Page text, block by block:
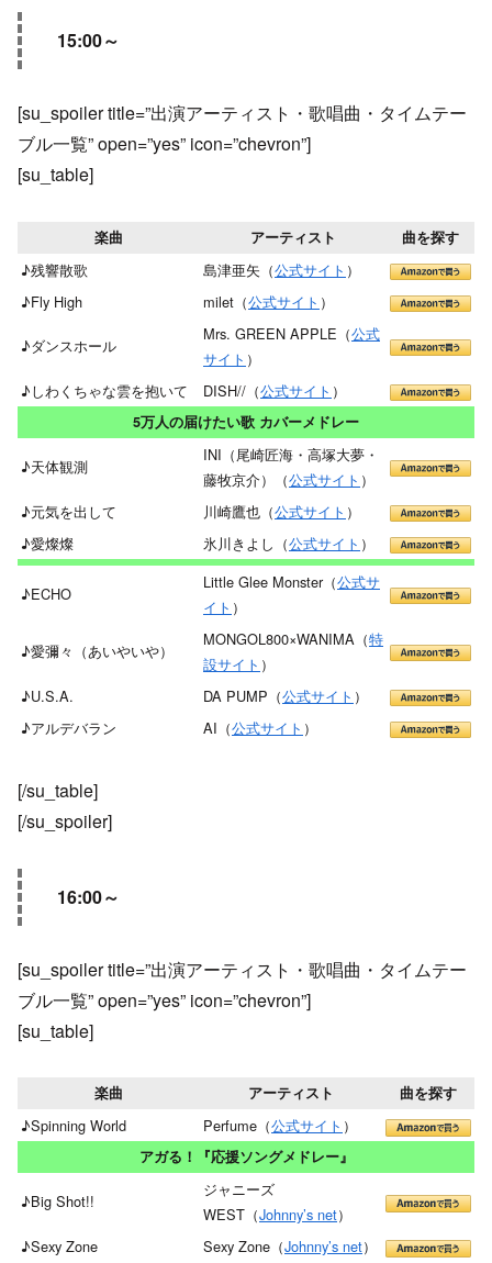
15:00～
[su_spoiler title=”出演アーティスト・歌唱曲・タイムテー
ブル一覧” open=”yes” icon=”chevron”]
[su_table]
楽曲 アーティスト 曲を探す
♪残響散歌 島津亜矢（公式サイト ）
♪Fly High
milet（公式サイト ）
♪ダンスホール
Mrs. GREEN APPLE（公式
サイト ）
♪しわくちゃな雲を抱いて
DISH//（公式サイト ）
5万人の届けたい歌 カバーメドレー
♪天体観測
INI（尾崎匠海・高塚大夢・
藤牧京介）（公式サイト ）
♪元気を出して
川崎鷹也（公式サイト ）
♪愛燦燦
氷川きよし（公式サイト ）
♪ECHO
Little Glee Monster（公式サ
イト ）
♪愛彌々（あいやいや）
MONGOL800×WANIMA（特
設サイト ）
♪U.S.A.
DA PUMP（公式サイト ）
♪アルデバラン
AI（公式サイト ）
[/su_table]
[/su_spoiler]
16:00～
[su_spoiler title=”出演アーティスト・歌唱曲・タイムテー
ブル一覧” open=”yes” icon=”chevron”]
[su_table]
楽曲 アーティスト 曲を探す
♪Spinning World Perfume（公式サイト ）
アガる！『応援ソングメドレー』
♪Big Shot!!
ジャニーズ
WEST（Johnny’s net）
♪Sexy Zone
Sexy Zone（Johnny’s net）